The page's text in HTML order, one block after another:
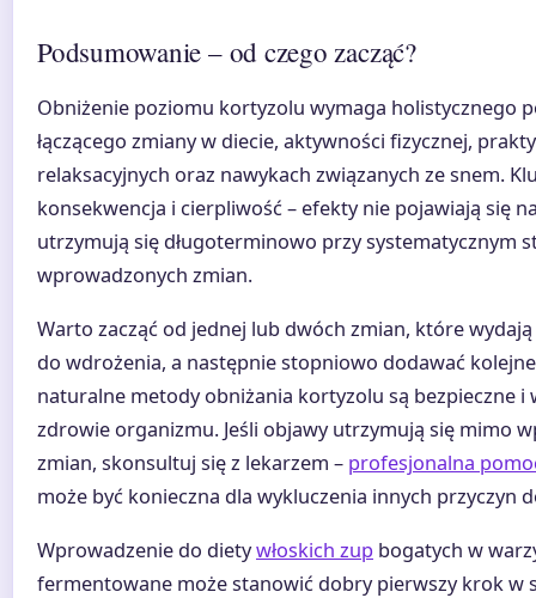
Podsumowanie – od czego zacząć?
Obniżenie poziomu kortyzolu wymaga holistycznego
łączącego zmiany w diecie, aktywności fizycznej,
relaksacyjnych oraz nawykach związanych ze snem.
konsekwencja i cierpliwość – efekty nie pojawiają się
utrzymują się długoterminowo przy systematycznym
wprowadzonych zmian.
Warto zacząć od jednej lub dwóch zmian, które wydają
do wdrożenia, a następnie stopniowo dodawać
naturalne metody obniżania kortyzolu są bezpieczne i
zdrowie organizmu. Jeśli objawy utrzymują się mimo
zmian, skonsultuj się z lekarzem – profesjonalna
może być konieczna dla wykluczenia innych przyczyn
Wprowadzenie do dietywłoskich zup bogatych w
fermentowane może stanowić dobry pierwszy krok w